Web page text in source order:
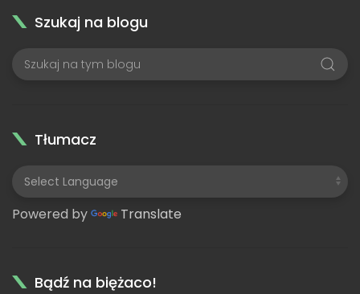
Szukaj na blogu
Tłumacz
Powered by Translate
Bądź na biężaco!